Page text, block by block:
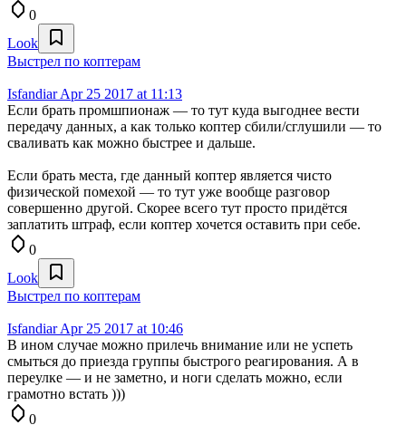
0
Look
Выстрел по коптерам
IsfandiarApr 25 2017 at 11:13
Если брать промшпионаж — то тут куда выгоднее вести
передачу данных, а как только коптер сбили/сглушили — то
сваливать как можно быстрее и дальше.
Если брать места, где данный коптер является чисто
физической помехой — то тут уже вообще разговор
совершенно другой. Скорее всего тут просто придётся
заплатить штраф, если коптер хочется оставить при себе.
0
Look
Выстрел по коптерам
IsfandiarApr 25 2017 at 10:46
В ином случае можно прилечь внимание или не успеть
смыться до приезда группы быстрого реагирования. А в
переулке — и не заметно, и ноги сделать можно, если
грамотно встать )))
0